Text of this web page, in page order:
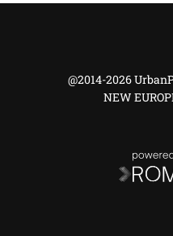
@2014-2026
NEW